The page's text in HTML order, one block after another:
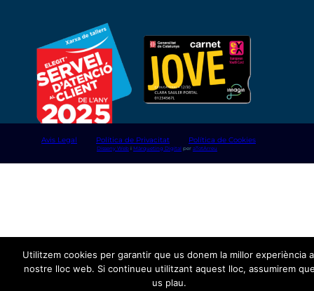
Avis Legal Política de Privacitat Política de Cookies
Disseny Web i Màrqueting Digital per aTotArreu
Utilitzem cookies per garantir que us donem la millor experiència
nostre lloc web. Si continueu utilitzant aquest lloc, assumirem
us plau.